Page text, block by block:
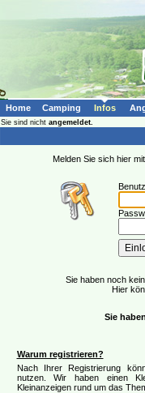
Home Camping Infos
Sie sind nicht angemeldet.
Melden Sie sich hier
Sie haben noch
Hier
Sie
Warum registrieren?
Nach Ihrer Registrierung
nutzen. Wir haben einen
Kleinanzeigen rund um das